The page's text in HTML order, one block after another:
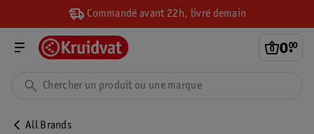
Commandé avant 22h, livré demain
0.
00
All Brands